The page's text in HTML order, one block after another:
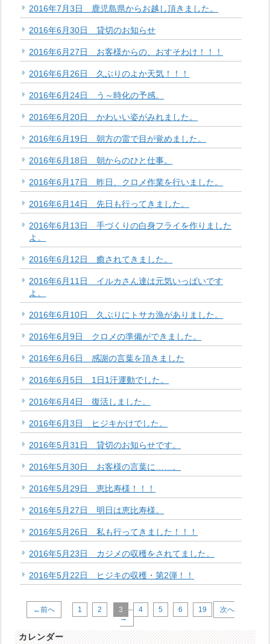
2016年7月3日 鹿児島県からお越し頂きました。
2016年6月30日 貸切のお知らせ
2016年6月27日 お客様からの、おすそわけ！！！
2016年6月26日 久ぶりのよか天気！！！
2016年6月24日 う～時化の予感。
2016年6月20日 かわいい姿がみれました。
2016年6月19日 朝方の雷で目が覚めました。
2016年6月18日 朝からのひと仕事。
2016年6月17日 昨日、クロメ作業を行いました。
2016年6月14日 先日も行ってきました。
2016年6月13日 手づくりの白身フライを作りました
よ。
2016年6月12日 癒されてきました。
2016年6月11日 イルカさん達は元気いっぱいです
よ。
2016年6月10日 久ぶりにトサカ漁がありました。
2016年6月9日 クロメの準備ができました。
2016年6月6日 感謝の言葉を頂きました
2016年6月5日 1日1汗運動でした。
2016年6月4日 復活しました。
2016年6月3日 ヒジキかけでした。
2016年5月31日 貸切のお知らせです。
2016年5月30日 お客様の言葉に……。
2016年5月29日 恵比寿様！！！
2016年5月27日 明日は恵比寿様。
2016年5月26日 私も行ってきました！！！
2016年5月23日 カジメの収穫をされてました。
2016年5月22日 ヒジキの収穫・第2弾！！
←前へ 1 2 3 4 5 6 19
次へ
→
カレンダー